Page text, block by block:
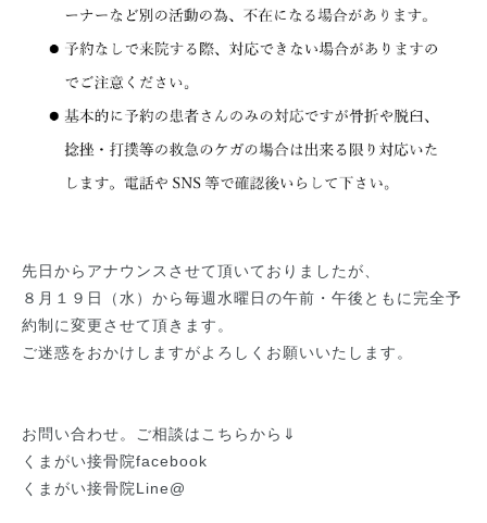
先日からアナウンスさせて頂いておりましたが、
８月１９日（水）から毎週水曜日の午前・午後ともに完全予
約制に変更させて頂きます。
ご迷惑をおかけしますがよろしくお願いいたします。
お問い合わせ。ご相談はこちらから⇓
くまがい接骨院facebook
くまがい接骨院Line@